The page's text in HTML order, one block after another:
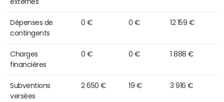
externes
Dépenses de
contingents
0 € 0 € 12 159 €
Charges
financières
0 € 0 € 1 888 €
Subventions
versées
2 650 € 19 € 3 916 €